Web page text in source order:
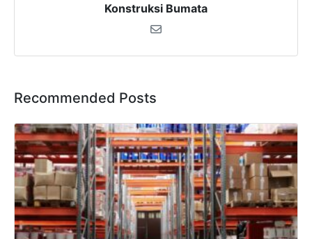
Konstruksi Bumata
Recommended Posts
SALES ASSISTANCE
Hubungi Tim Sales
Konsultasikan kebutuhan proyek Anda, dapatkan